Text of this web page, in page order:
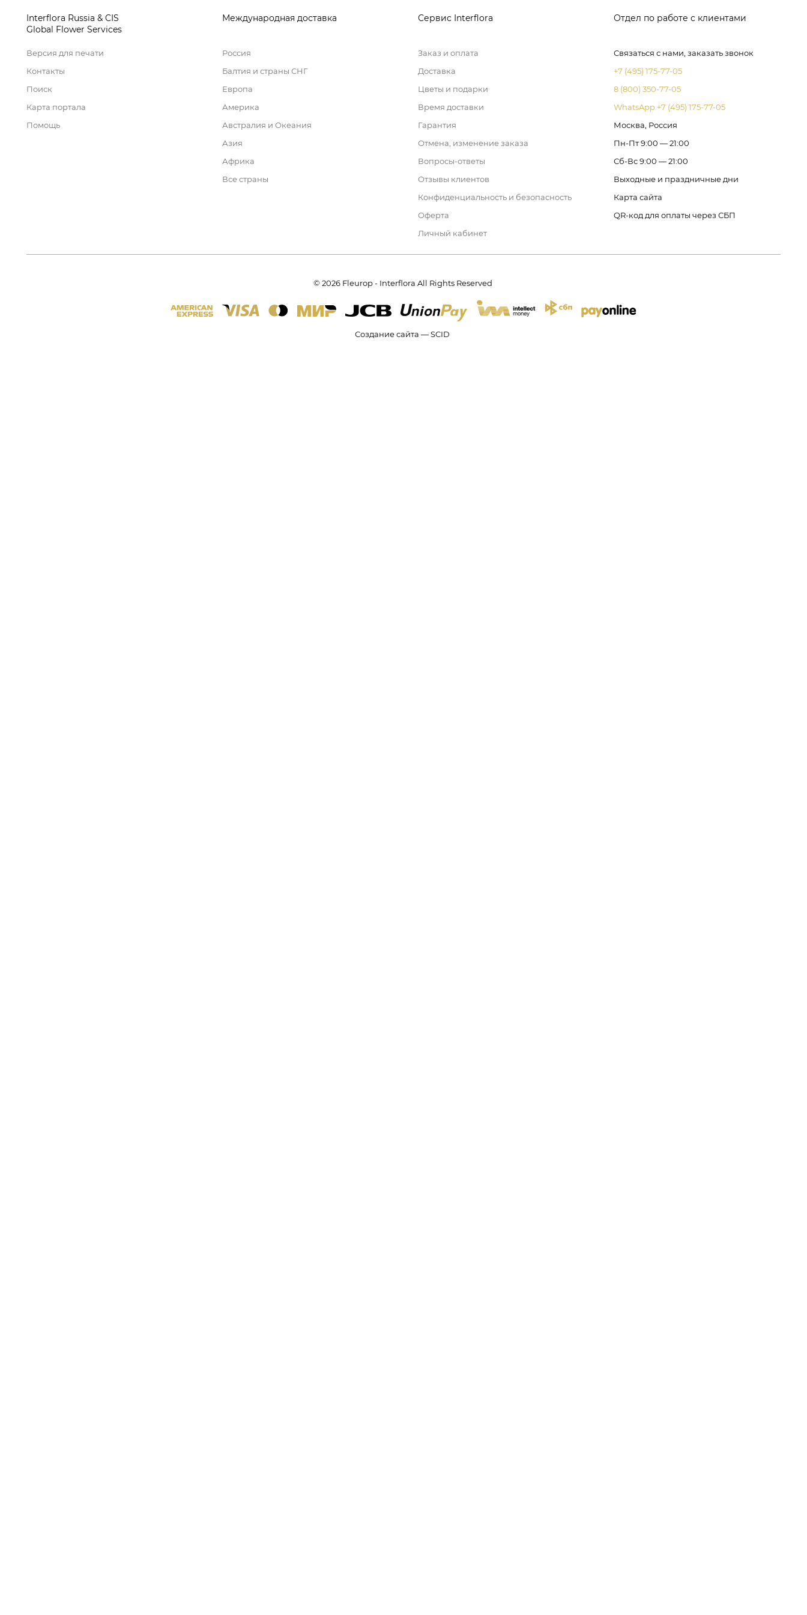
Interflora Russia & CIS
Global Flower Services
Версия для печати
Контакты
Поиск
Карта портала
Помощь
Международная доставка
Россия
Балтия и страны СНГ
Европа
Америка
Австралия и Океания
Азия
Африка
Все страны
Сервис Interflora
Заказ и оплата
Доставка
Цветы и подарки
Время доставки
Гарантия
Отмена, изменение заказа
Вопросы-ответы
Отзывы клиентов
Конфиденциальность и безопасность
Оферта
Личный кабинет
Отдел по работе с клиентами
Связаться с нами, заказать звонок
+7 (495) 175-77-05
8 (800) 350-77-05
WhatsApp +7 (495) 175-77-05
Москва, Россия
Пн-Пт 9:00 — 21:00
Сб-Вс 9:00 — 21:00
Выходные и праздничные дни
Карта сайта
QR-код для оплаты через СБП
© 2026 Fleurop - Interflora All Rights Reserved
Создание сайта — SCID